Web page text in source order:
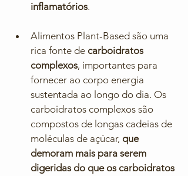
inflamatórios.
Alimentos Plant-Based são uma
rica fonte de carboidratos
complexos, importantes para
fornecer ao corpo energia
sustentada ao longo do dia. Os
carboidratos complexos são
compostos de longas cadeias de
moléculas de açúcar, que
demoram mais para serem
digeridas do que os carboidratos